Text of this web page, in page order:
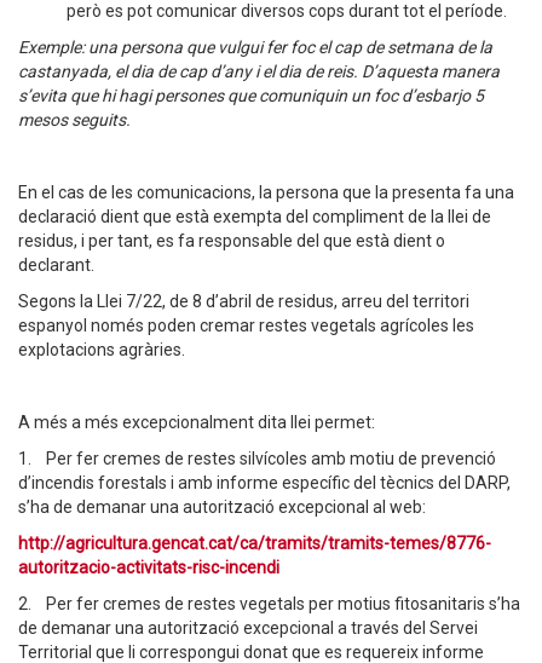
però es pot comunicar diversos cops durant tot el període.
Exemple: una persona que vulgui fer foc el cap de setmana de la
castanyada, el dia de cap d’any i el dia de reis. D’aquesta manera
s’evita que hi hagi persones que comuniquin un foc d’esbarjo 5
mesos seguits.
En el cas de les comunicacions, la persona que la presenta fa una
declaració dient que està exempta del compliment de la llei de
residus, i per tant, es fa responsable del que està dient o
declarant.
Segons la Llei 7/22, de 8 d’abril de residus, arreu del territori
espanyol només poden cremar restes vegetals agrícoles les
explotacions agràries.
A més a més excepcionalment dita llei permet:
1. Per fer cremes de restes silvícoles amb motiu de prevenció
d’incendis forestals i amb informe específic del tècnics del DARP,
s’ha de demanar una autorització excepcional al web:
http://agricultura.gencat.cat/ca/tramits/tramits-temes/8776-
autoritzacio-activitats-risc-incendi
2. Per fer cremes de restes vegetals per motius fitosanitaris s’ha
de demanar una autorització excepcional a través del Servei
Territorial que li correspongui donat que es requereix informe